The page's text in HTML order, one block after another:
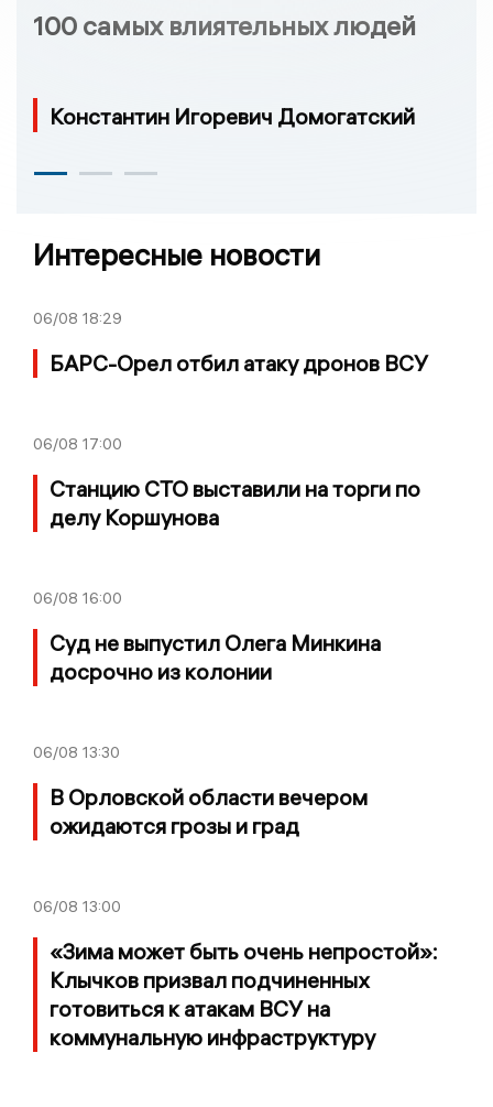
100 самых влиятельных людей
Константин Игоревич Домогатский
Интересные новости
06/08 18:29
БАРС-Орел отбил атаку дронов ВСУ
06/08 17:00
Станцию СТО выставили на торги по
делу Коршунова
06/08 16:00
Суд не выпустил Олега Минкина
досрочно из колонии
06/08 13:30
В Орловской области вечером
ожидаются грозы и град
06/08 13:00
«Зима может быть очень непростой»:
Клычков призвал подчиненных
готовиться к атакам ВСУ на
коммунальную инфраструктуру